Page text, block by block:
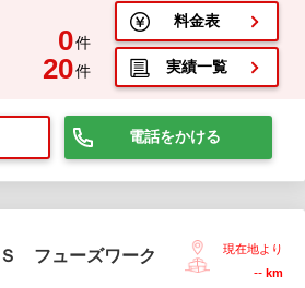
0件
20件
料金表
実績一覧
電話をかける
フューズワーク
現在地より
-- km